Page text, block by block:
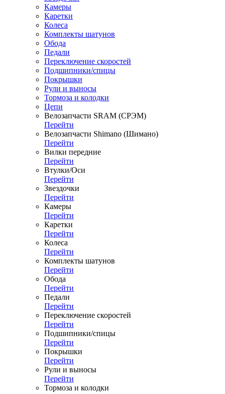
Камеры
Каретки
Колеса
Комплекты шатунов
Обода
Педали
Переключение скоростей
Подшипники/спицы
Покрышки
Рули и выносы
Тормоза и колодки
Цепи
Велозапчасти SRAM (СРЭМ)
Перейти
Велозапчасти Shimano (Шимано)
Перейти
Вилки передние
Перейти
Втулки/Оси
Перейти
Звездочки
Перейти
Камеры
Перейти
Каретки
Перейти
Колеса
Перейти
Комплекты шатунов
Перейти
Обода
Перейти
Педали
Перейти
Переключение скоростей
Перейти
Подшипники/спицы
Перейти
Покрышки
Перейти
Рули и выносы
Перейти
Тормоза и колодки